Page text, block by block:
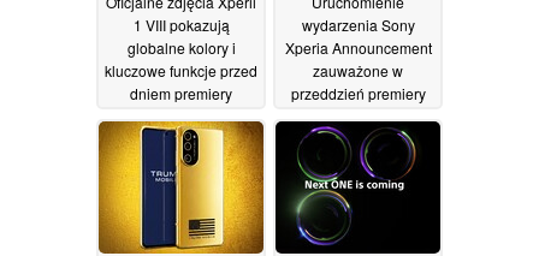
1 VIII pokazują
globalne kolory i
kluczowe funkcje przed
dniem premiery
12/05/2026
wydarzenia Sony
Xperia Announcement
zauważone w
przeddzień premiery
12/05/2026